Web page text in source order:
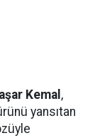
Kemal ,
yansıtan